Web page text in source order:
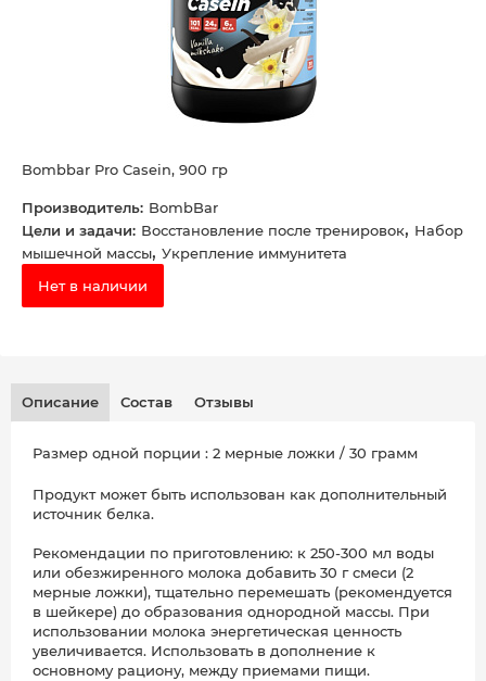
Bombbar Pro Casein, 900 гр
Производитель: BombBar
Цели и задачи: Восстановление после тренировок, Набор
мышечной массы, Укрепление иммунитета
Нет в наличии
Описание Состав Отзывы
Размер одной порции : 2 мерные ложки / 30 грамм
Продукт может быть использован как дополнительный
источник белка.
Рекомендации по приготовлению: к 250-300 мл воды
или обезжиренного молока добавить 30 г смеси (2
мерные ложки), тщательно перемешать (рекомендуется
в шейкере) до образования однородной массы. При
использовании молока энергетическая ценность
увеличивается. Использовать в дополнение к
основному рациону, между приемами пищи.